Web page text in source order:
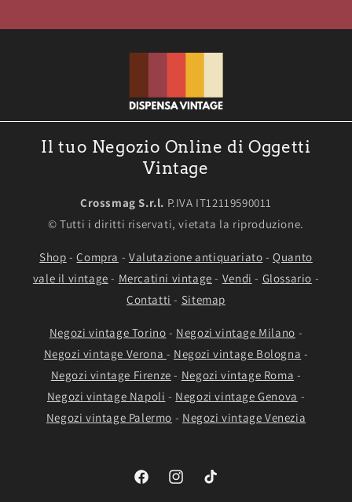
Il tuo Negozio Online di Oggetti
Vintage
Crossmag S.r.l. P.IVA IT12119590011
© Tutti i diritti riservati, vietata la riproduzione.
Shop -Compra - Valutazione antiquariato -Quanto
vale il vintage - Mercatini vintage - Vendi - Glossario -
Contatti - Sitemap
Negozi vintage Torino - Negozi vintage Milano -
Negozi vintage Verona - Negozi vintage Bologna -
Negozi vintage Firenze - Negozi vintage Roma -
Negozi vintage Napoli - Negozi vintage Genova -
Negozi vintage Palermo - Negozi vintage Venezia
FacebookInstagramTikTok